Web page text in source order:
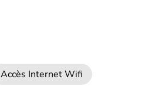
Accès Internet Wifi